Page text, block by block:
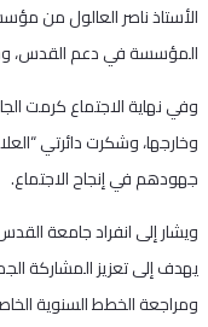
الأستاذ ناصر العالول من
المؤسسة في دعم القدس،
وفي نهاية الاجتماع كرمت
وخارجها، وشكرت دائرتي
جهودهم في إنجاح الاجتماع.
ويشار إلى انفراد جامعة
يهدف إلى تعزيز المشاركة
ومراجعة الخطط السنوية